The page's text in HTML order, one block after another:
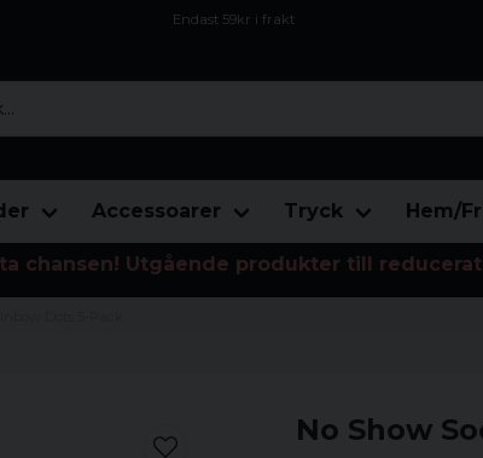
Endast 59kr i frakt
Accessoarer Tryck Hem/
chansen! Utgående produkter till
No Show